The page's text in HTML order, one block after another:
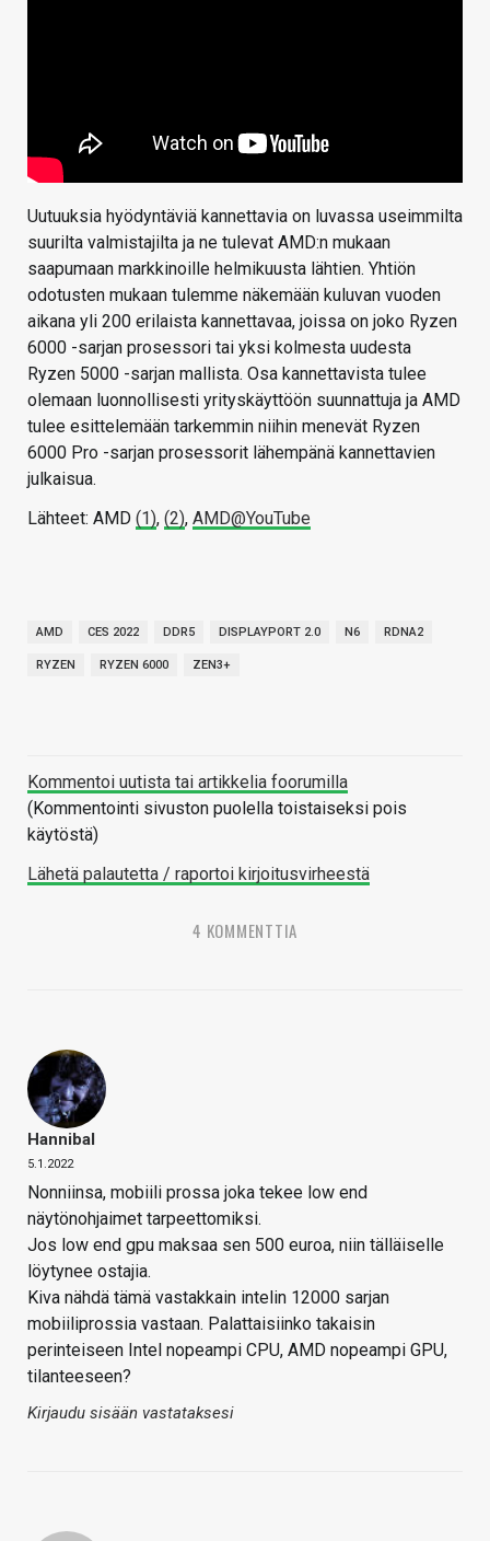
Uutuuksia hyödyntäviä kannettavia on luvassa useimmilta
suurilta valmistajilta ja ne tulevat AMD:n mukaan
saapumaan markkinoille helmikuusta lähtien. Yhtiön
odotusten mukaan tulemme näkemään kuluvan vuoden
aikana yli 200 erilaista kannettavaa, joissa on joko Ryzen
6000 -sarjan prosessori tai yksi kolmesta uudesta
Ryzen 5000 -sarjan mallista. Osa kannettavista tulee
olemaan luonnollisesti yrityskäyttöön suunnattuja ja AMD
tulee esittelemään tarkemmin niihin menevät Ryzen
6000 Pro -sarjan prosessorit lähempänä kannettavien
julkaisua.
Lähteet: AMD (1), (2), AMD@YouTube
AMD CES 2022 DDR5 DISPLAYPORT 2.0 N6 RDNA2
RYZEN RYZEN 6000 ZEN3+
Kommentoi uutista tai artikkelia foorumilla
(Kommentointi sivuston puolella toistaiseksi pois
käytöstä)
Lähetä palautetta / raportoi kirjoitusvirheestä
4 KOMMENTTIA
Hannibal
5.1.2022
Nonniinsa, mobiili prossa joka tekee low end
näytönohjaimet tarpeettomiksi.
Jos low end gpu maksaa sen 500 euroa, niin tälläiselle
löytynee ostajia.
Kiva nähdä tämä vastakkain intelin 12000 sarjan
mobiiliprossia vastaan. Palattaisiinko takaisin
perinteiseen Intel nopeampi CPU, AMD nopeampi GPU,
tilanteeseen?
Kirjaudu sisään vastataksesi